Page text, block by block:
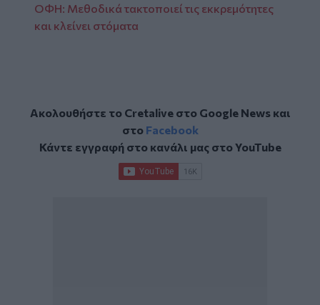
ΟΦΗ: Μεθοδικά τακτοποιεί τις εκκρεμότητες
και κλείνει στόματα
Ακολουθήστε το Cretalive στο Google Newsκαι
στο Facebook
Κάντε εγγραφή στο κανάλι μας στοYouTube